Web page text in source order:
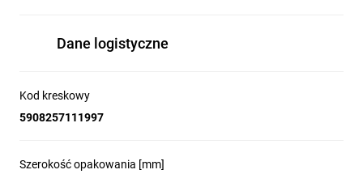
Dane logistyczne
Kod kreskowy
5908257111997
Szerokość opakowania [mm]